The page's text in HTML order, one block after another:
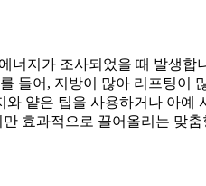
지가 조사되었을 때 발생
들어, 지방이 많아 리프팅이
얕은 팁을 사용하거나 아예
효과적으로 끌어올리는 맞